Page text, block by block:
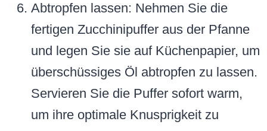
Abtropfen lassen: Nehmen Sie die
fertigen Zucchinipuffer aus der Pfanne
und legen Sie sie auf Küchenpapier, um
überschüssiges Öl abtropfen zu lassen.
Servieren Sie die Puffer sofort warm,
um ihre optimale Knusprigkeit zu